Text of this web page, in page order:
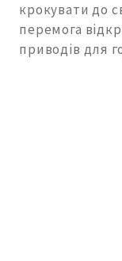
крокувати до
перемога
приводів для